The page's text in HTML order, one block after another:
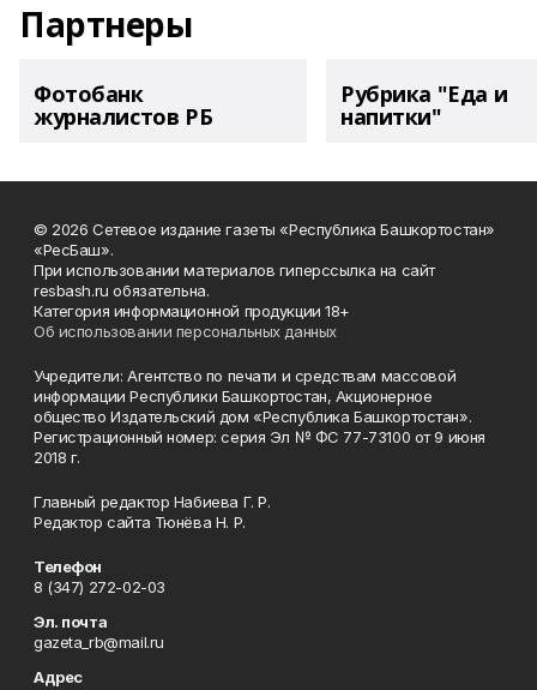
Партнеры
Фотобанк
журналистов РБ
Рубрика "Еда и
напитки"
© 2026 Сетевое издание газеты «Республика Башкортостан»
«РесБаш».
При использовании материалов гиперссылка на сайт
resbash.ru обязательна.
Категория информационной продукции 18+
Об использовании персональных данных
Учредители: Агентство по печати и средствам массовой
информации Республики Башкортостан, Акционерное
общество Издательский дом «Республика Башкортостан».
Регистрационный номер: серия Эл № ФС 77-73100 от 9 июня
2018 г.
Главный редактор Набиева Г. Р.
Редактор сайта Тюнёва Н. Р.
Телефон
8 (347) 272-02-03
Эл. почта
gazeta_rb@mail.ru
Адрес